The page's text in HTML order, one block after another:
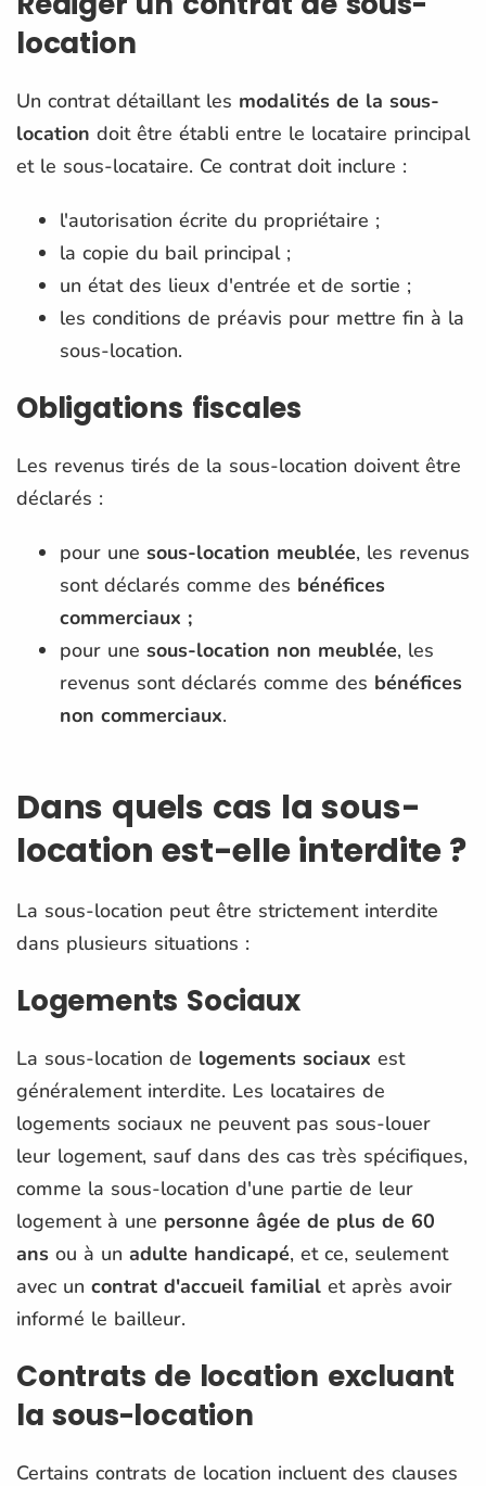
location
Un contrat détaillant les modalités de la sous-
location doit être établi entre le locataire principal
et le sous-locataire. Ce contrat doit inclure :
l'autorisation écrite du propriétaire ;
la copie du bail principal ;
un état des lieux d'entrée et de sortie ;
les conditions de préavis pour mettre fin à la
sous-location​​.
Obligations fiscales
Les revenus tirés de la sous-location doivent être
déclarés :
pour une sous-location meublée, les revenus
sont déclarés comme des bénéfices
commerciaux ;
pour une sous-location non meublée, les
revenus sont déclarés comme des bénéfices
non commerciaux​.
Dans quels cas la sous-
location est-elle interdite ?
La sous-location peut être strictement interdite
dans plusieurs situations :
Logements Sociaux
La sous-location de logements sociaux est
généralement interdite. Les locataires de
logements sociaux ne peuvent pas sous-louer
leur logement, sauf dans des cas très spécifiques,
comme la sous-location d'une partie de leur
logement à une personne âgée de plus de 60
ans ou à un adulte handicapé, et ce, seulement
avec un contrat d'accueil familial et après avoir
informé le bailleur​.
Contrats de location excluant
la sous-location
Certains contrats de location incluent des clauses